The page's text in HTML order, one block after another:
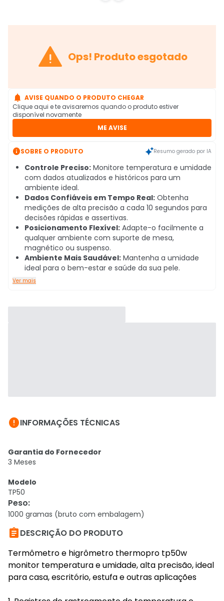
 Ops! Produto esgotado
 AVISE QUANDO O PRODUTO CHEGAR
Clique aqui e te avisaremos quando o produto estiver
disponível novamente
ME AVISE
SOBRE O PRODUTO Resumo gerado por IA
Controle Preciso: Monitore temperatura e umidade
com dados atualizados e históricos para um
ambiente ideal.
Dados Confiáveis em Tempo Real: Obtenha
medições de alta precisão a cada 10 segundos para
decisões rápidas e assertivas.
Posicionamento Flexível: Adapte-o facilmente a
qualquer ambiente com suporte de mesa,
magnético ou suspenso.
Ambiente Mais Saudável: Mantenha a umidade
ideal para o bem-estar e saúde da sua pele.
Ver mais
INFORMAÇÕES TÉCNICAS
Garantia do Fornecedor
3 Meses
Modelo
TP50
Peso:
1000 gramas (bruto com embalagem)
DESCRIÇÃO DO PRODUTO
Termômetro e higrômetro thermopro tp50w
monitor temperatura e umidade, alta precisão, ideal
para casa, escritório, estufa e outras aplicações